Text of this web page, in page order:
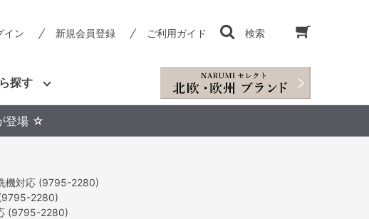
イン 新規会員登録 ご利用ガイド 検索
探す
登場 ☆
機対応 (9795-2280)
2280)
(9795-2280)